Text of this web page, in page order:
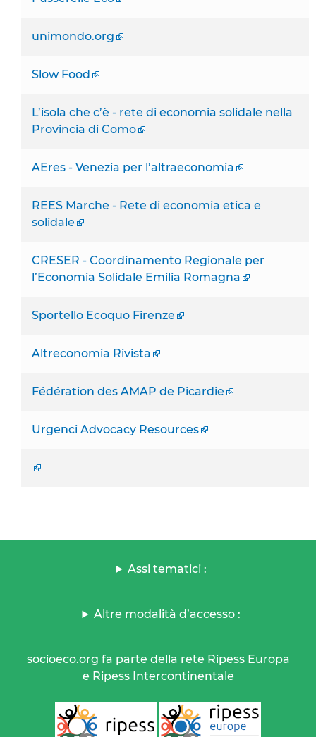
unimondo.org
Slow Food
L’isola che c’è - rete di economia solidale nella
Provincia di Como
AEres - Venezia per l’altraeconomia
REES Marche - Rete di economia etica e
solidale
CRESER - Coordinamento Regionale per
l’Economia Solidale Emilia Romagna
Sportello Ecoquo Firenze
Altreconomia Rivista
Fédération des AMAP de Picardie
Urgenci Advocacy Resources
Assi tematici :
Altre modalità d’accesso :
socioeco.org fa parte della rete Ripess Europa
e Ripess Intercontinentale